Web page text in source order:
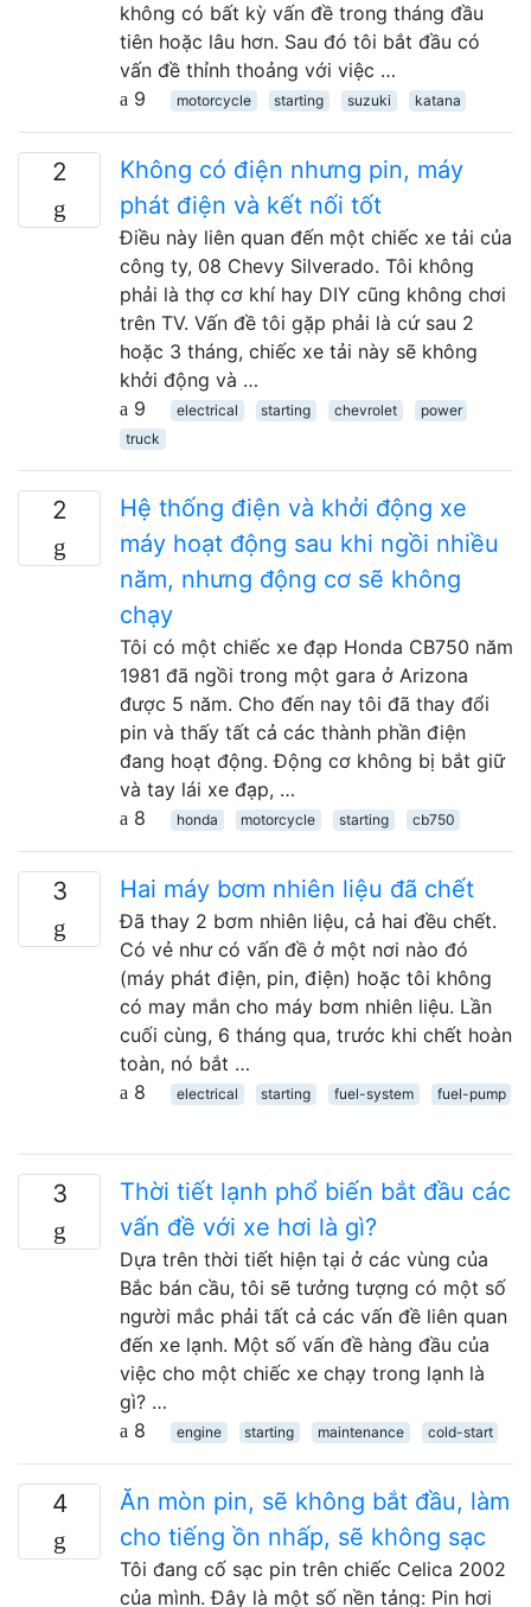
không có bất kỳ vấn đề trong tháng đầu
tiên hoặc lâu hơn. Sau đó tôi bắt đầu có
vấn đề thỉnh thoảng với việc …
9
motorcycle starting suzuki katana
2
Không có điện nhưng pin, máy
phát điện và kết nối tốt
Điều này liên quan đến một chiếc xe tải của
công ty, 08 Chevy Silverado. Tôi không
phải là thợ cơ khí hay DIY cũng không chơi
trên TV. Vấn đề tôi gặp phải là cứ sau 2
hoặc 3 tháng, chiếc xe tải này sẽ không
khởi động và …
9
electrical starting chevrolet
power
truck
2
Hệ thống điện và khởi động xe
máy hoạt động sau khi ngồi nhiều
năm, nhưng động cơ sẽ không
chạy
Tôi có một chiếc xe đạp Honda CB750 năm
1981 đã ngồi trong một gara ở Arizona
được 5 năm. Cho đến nay tôi đã thay đổi
pin và thấy tất cả các thành phần điện
đang hoạt động. Động cơ không bị bắt giữ
và tay lái xe đạp, …
8
honda motorcycle starting cb750
3 Hai máy bơm nhiên liệu đã chết
Đã thay 2 bơm nhiên liệu, cả hai đều chết.
Có vẻ như có vấn đề ở một nơi nào đó
(máy phát điện, pin, điện) hoặc tôi không
có may mắn cho máy bơm nhiên liệu. Lần
cuối cùng, 6 tháng qua, trước khi chết hoàn
toàn, nó bắt …
8
electrical starting fuel-system fuel-pump
3
Thời tiết lạnh phổ biến bắt đầu các
vấn đề với xe hơi là gì?
Dựa trên thời tiết hiện tại ở các vùng của
Bắc bán cầu, tôi sẽ tưởng tượng có một số
người mắc phải tất cả các vấn đề liên quan
đến xe lạnh. Một số vấn đề hàng đầu của
việc cho một chiếc xe chạy trong lạnh là
gì? …
8
engine starting maintenance cold-start
4
Ăn mòn pin, sẽ không bắt đầu, làm
cho tiếng ồn nhấp, sẽ không sạc
Tôi đang cố sạc pin trên chiếc Celica 2002
của mình. Đây là một số nền tảng: Pin hơi